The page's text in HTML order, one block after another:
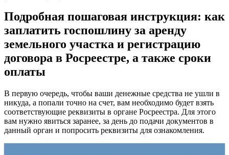
Подробная пошаговая инструкция: как
заплатить госпошлину за аренду
земельного участка и регистрацию
договора в Росреестре, а также сроки
оплаты
В первую очередь, чтобы ваши денежные средства не ушли в
никуда, а попали точно на счет, вам необходимо будет взять
соответствующие реквизиты в органе Росреестра. Для этого
вам нужно явиться заранее, за день до подачи документов в
данный орган и попросить реквизиты для ознакомления.